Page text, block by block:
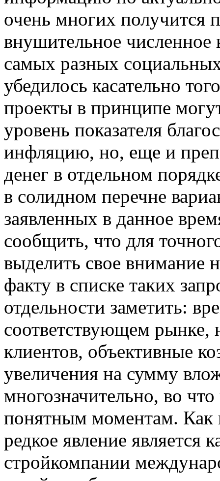
очень многих получится
внушительное
самых разных
убедилось касательно
проекты в принципе
уровень показателя
инфляцию, но, еще и
денег в отдельном
в солидном перечне
заявленных в данное
сообщить, что для
выделить свое внимание
факту в списке таких
отдельности заметить:
соответствующем рынке,
клиентов, объективные
увеличения на сумму
многозначительно, во
понятным моментам.
редкое явление является
стройкомпании